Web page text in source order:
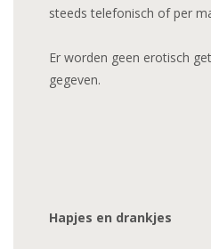
steeds telefonisch of per
Er worden geen erotisch
gegeven.
Hapjes en drankjes